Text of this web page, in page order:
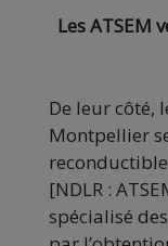
Les ATSEM
De leur côté,
Montpellier
[NDLR :
spécialisé